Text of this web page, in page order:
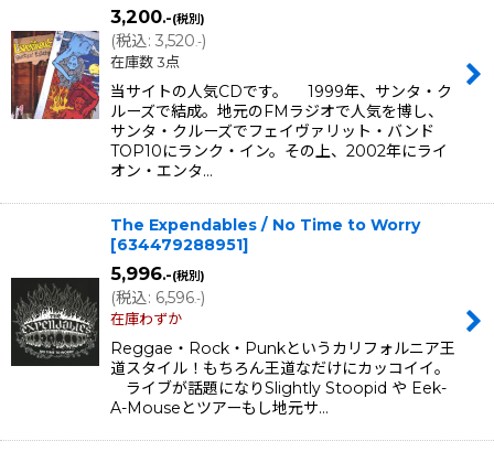
3,200.-(税別)
(税込: 3,520.-)
在庫数 3点
当サイトの人気CDです。 1999年、サンタ・ク
ルーズで結成。地元のFMラジオで人気を博し、
サンタ・クルーズでフェイヴァリット・バンド
TOP10にランク・イン。その上、2002年にライ
オン・エンタ…
The Expendables / No Time to Worry
[634479288951]
5,996.-(税別)
(税込: 6,596.-)
在庫わずか
Reggae・Rock・Punkというカリフォルニア王
道スタイル！もちろん王道なだけにカッコイイ。
ライブが話題になりSlightly Stoopid や Eek-
A-Mouseとツアーもし地元サ…